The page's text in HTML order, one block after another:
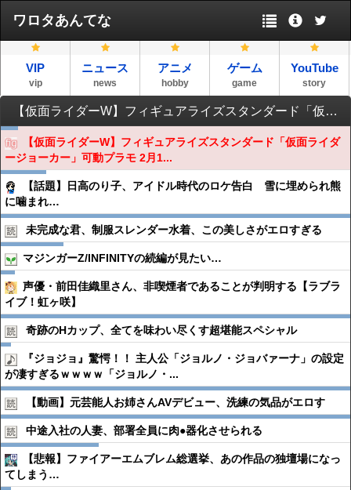
ワロタあんてな
VIP
vip
ニュース
news
アニメ
hobby
ゲーム
game
YouTube
story
【仮面ライダーW】フィギュアライズスタンダード「仮面ライダージョーカー」可動プラモ 2月14日プレバン受注開始
【仮面ライダーW】フィギュアライズスタンダード「仮面ライダ
ージョーカー」可動プラモ 2月1...
【話題】日高のり子、アイドル時代のロケ告白 雪に埋められ熊
に噛まれ…
未完成な君、制服スレンダー水着、この美しさがエロすぎる
マジンガーZ/INFINITYの続編が見たい…
声優・前田佳織里さん、非喫煙者であることが判明する【ラブラ
イブ！虹ヶ咲】
奇跡のHカップ、全てを味わい尽くす超堪能スペシャル
『ジョジョ』驚愕！！ 主人公「ジョルノ・ジョバァーナ」の設定
が凄すぎるｗｗｗｗ「ジョルノ・...
【動画】元芸能人お姉さんAVデビュー、洗練の気品がエロす
中途入社の人妻、部署全員に肉●︎器化させられる
【悲報】ファイアーエムブレム総選挙、あの作品の独壇場になっ
てしまう…